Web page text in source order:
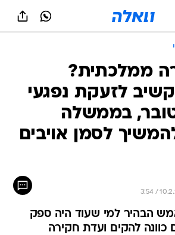
ממלכתית?
לזעקת נפגעי
בממשלה
לסמן אויבים
הבהיר למי שעוד היה ספק
כוונה להקים ועדת חקירה